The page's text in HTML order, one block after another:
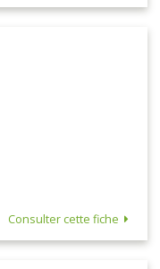
Consulter cette fiche